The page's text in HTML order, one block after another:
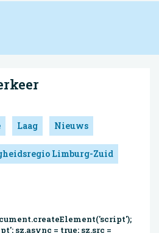
Laag Nieuws
Limburg-Zuid
sz.async = true; sz.src =